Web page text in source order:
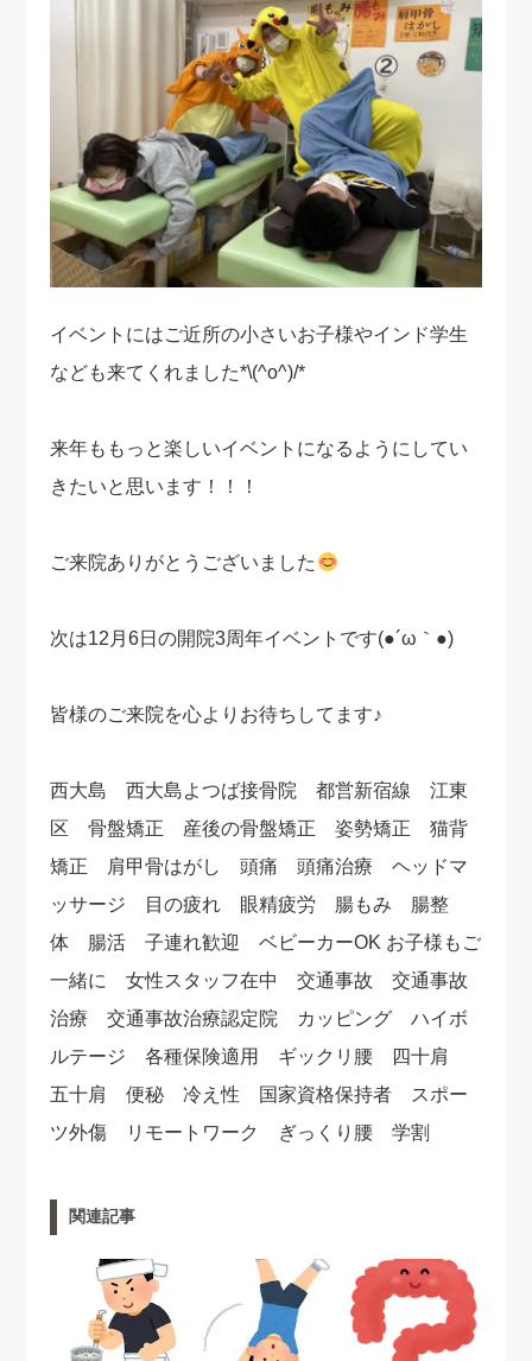
イベントにはご近所の小さいお子様やインド学生
なども来てくれました*\(^o^)/*
来年ももっと楽しいイベントになるようにしてい
きたいと思います！！！
ご来院ありがとうございました
次は12月6日の開院3周年イベントです(●´ω｀●)
皆様のご来院を心よりお待ちしてます♪
西大島 西大島よつば接骨院 都営新宿線 江東
区 骨盤矯正 産後の骨盤矯正 姿勢矯正 猫背
矯正 肩甲骨はがし 頭痛 頭痛治療 ヘッドマ
ッサージ 目の疲れ 眼精疲労 腸もみ 腸整
体 腸活 子連れ歓迎 ベビーカーOK お子様もご
一緒に 女性スタッフ在中 交通事故 交通事故
治療 交通事故治療認定院 カッピング ハイボ
ルテージ 各種保険適用 ギックリ腰 四十肩
五十肩 便秘 冷え性 国家資格保持者 スポー
ツ外傷 リモートワーク ぎっくり腰 学割
関連記事